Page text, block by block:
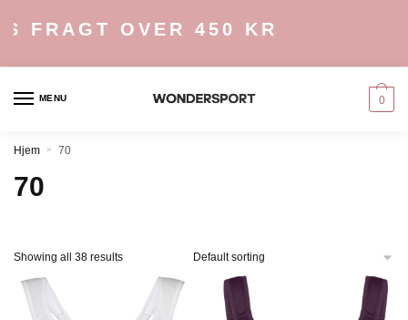
OVER 450 KR
MENU 0
Hjem » 70
70
Showing all 38 results